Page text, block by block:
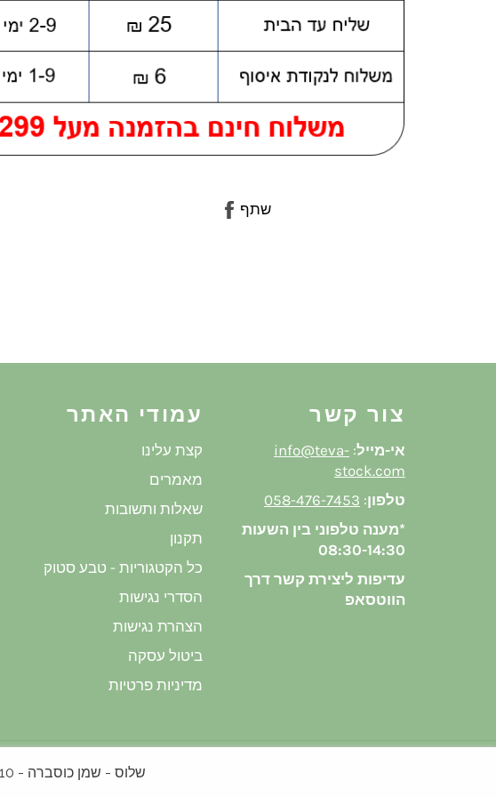
שתף
צור קשר
אי-מייל:
info@teva-
stock.com
טלפון:
058-476-7453
*מענה טלפוני בין השעות
08:30-14:30
עדיפות ליצירת קשר דרך
הווטסאפ
עמודי האתר
קצת עלינו
מאמרים
שאלות ותשובות
תקנון
כל הקטגוריות - טבע סטוק
הסדרי נגישות
הצהרת נגישות
ביטול עסקה
מדיניות פרטיות
שלוס - שמן כוסברה - 10 מ"ל